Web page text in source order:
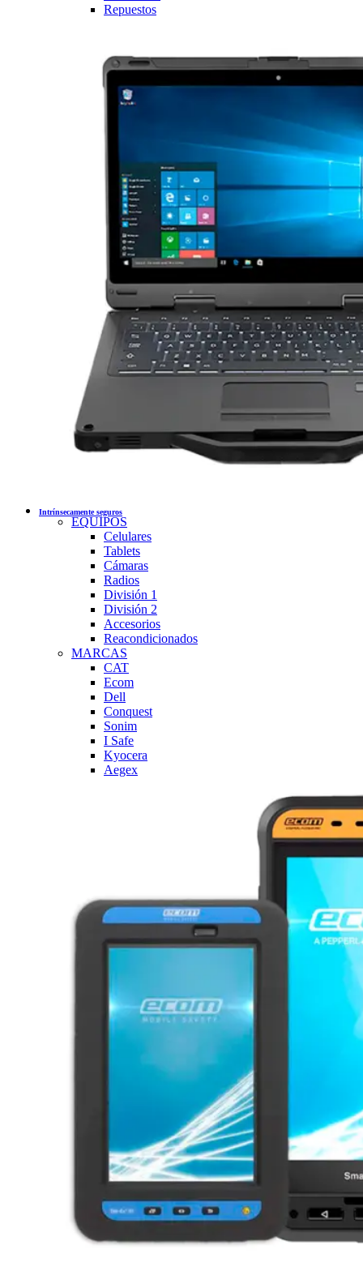
Repuestos
Intrínsecamente seguros
EQUIPOS
Celulares
Tablets
Cámaras
Radios
División 1
División 2
Accesorios
Reacondicionados
MARCAS
CAT
Ecom
Dell
Conquest
Sonim
I Safe
Kyocera
Aegex